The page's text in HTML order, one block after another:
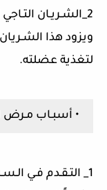
2_الشـريـان التـاجي الايـمـن:
ويزود هذا
لتغذية عضلته.
• أسبـاب مـرض
1_ التـقـدم فـي الـسـن: